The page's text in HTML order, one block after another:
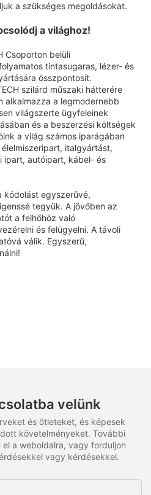
a szükséges megoldásokat.
a világhoz!
Csoporton belüli
tintasugaras, lézer- és
összpontosít.
szilárd műszaki hátterére
alkalmazza a legmodernebb
világszerte ügyfeleinek
és a beszerzési költségek
a világ számos iparágában
italgyártást,
autóipart, kábel- és
kódolást egyszerűvé,
tegyük. A jövőben az
a felhőhöz való
és felügyelni. A távoli
válik. Egyszerű,
velünk
és ötleteket, és képesek
követelményeket. További
a weboldalra, vagy forduljon
vagy kérdésekkel.